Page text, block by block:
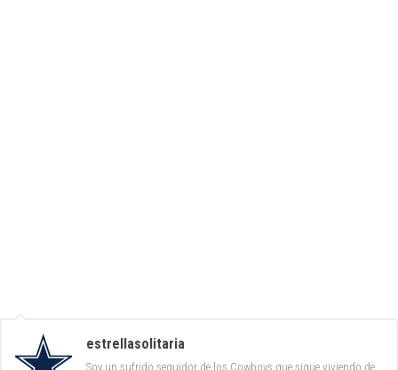
estrellasolitaria
Soy un sufrido seguidor de los Cowboys que sigue viviendo de